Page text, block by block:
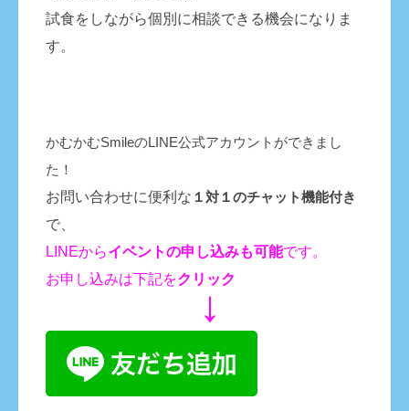
試食をしながら個別に相談できる機会になりま
す。
かむかむSmileのLINE公式アカウントができまし
た！
お問い合わせに便利な １対１のチャット機能付き
で、
LINEからイベントの申し込みも可能です。
お申し込みは下記をクリック
↓